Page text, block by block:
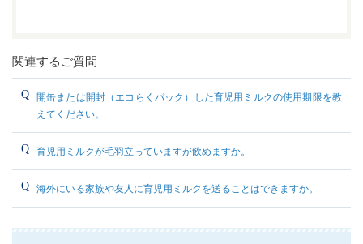
関連するご質問
開缶または開封（エコらくパック）した育児用ミルクの使用期限を教
えてください。
育児用ミルクが毛羽立っていますが飲めますか。
海外にいる家族や友人に育児用ミルクを送ることはできますか。